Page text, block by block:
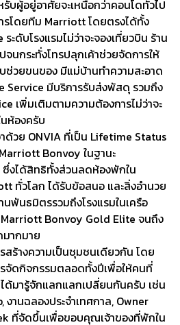
บผู้อยู่อาศัยจะเหนือกว่าคอนโดทั่วไป
รโดยทีม Marriott โดยตรงได้ทั้ง
ะดับโรงแรมไม่ว่าจะจองเที่ยวบิน ร้าน
จนกระทั่งโทรปลุกเค้าช่วยจัดการให้
วยขนของ มีแม่บ้านทำความสะอาด
Service มีบริการรับส่งพัสดุ รวมถึง
เพิ่มเติมตามความต้องการไม่ว่าจะ
ห้องครับ
ด้วย ONVIA ที่เป็น Lifetime Status
Bonvoy ในฐานะ
ซึ่งได้สิทธิทั้งส่วนลดห้องพักใน
ทั่วโลก ได้รับข้อสนอ และสิ่งอำนวย
พันธมิตรรวมถึงโรงแรมในเครือ
Bonvoy Gold Elite จนถึง
ากมาย
ร้างความเป็นชุมชนเดียวกัน โดย
จัดกิจกรรมตลอดทั้งปีเพื่อให้คนที่
ด้มารู้จักแลกแลกเปลี่ยนกันครับ เช่น
งานฉลองประจำเทศกาล, Owner
ที่จัดขึ้นเพื่อขอบคุณเจ้าของที่พักใน